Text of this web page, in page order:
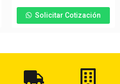
Solicitar Cotización